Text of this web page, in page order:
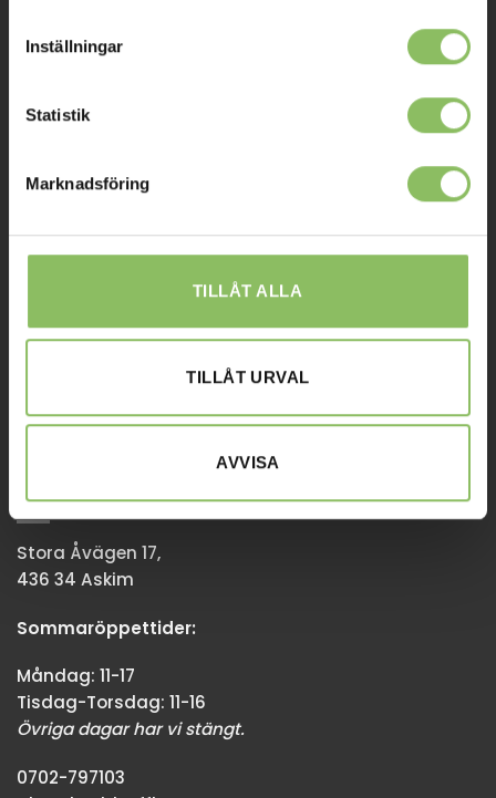
Inställningar
Statistik
Marknadsföring
TILLÅT ALLA
TILLÅT URVAL
AVVISA
Reklamation
Sommaröppettider:
Övriga dagar har vi stängt.
info@baddsofflagret.se
GÖTEBORG
Stora Åvägen 17,
436 34 Askim
Sommaröppettider:
Måndag: 11-17
Tisdag-Torsdag: 11-16
Övriga dagar har vi stängt.
0702-797103